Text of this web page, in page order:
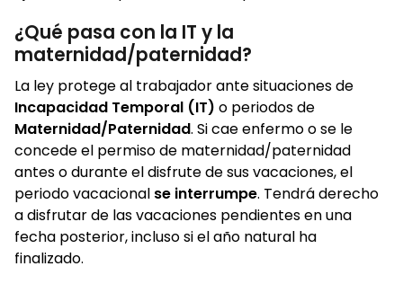
¿Qué pasa con la IT y la
maternidad/paternidad?
La ley protege al trabajador ante situaciones de
Incapacidad Temporal (IT) o periodos de
Maternidad/Paternidad. Si cae enfermo o se le
concede el permiso de maternidad/paternidad
antes o durante el disfrute de sus vacaciones, el
periodo vacacional se interrumpe. Tendrá derecho
a disfrutar de las vacaciones pendientes en una
fecha posterior, incluso si el año natural ha
finalizado.